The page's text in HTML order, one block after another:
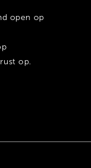
open op
op.